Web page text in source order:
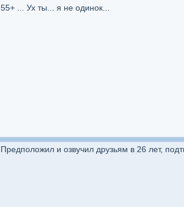
55+ ... Ух ты... я не одинок...
Предположил и озвучил друзьям в 26 лет,